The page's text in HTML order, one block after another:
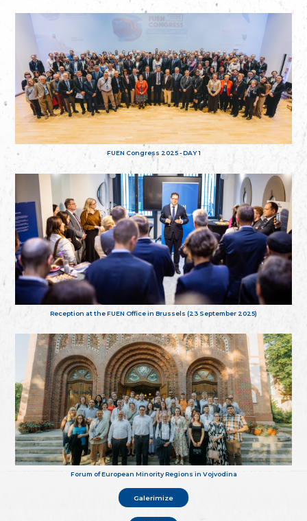
FUEN Congress 2025 - DAY 1
Reception at the FUEN Office in Brussels (23 September 2025)
Forum of European Minority Regions in Vojvodina
Galerimize